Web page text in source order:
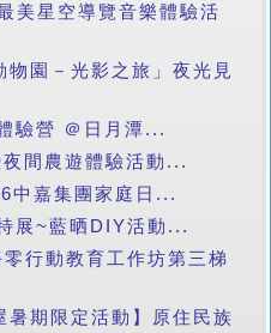
美星空導覽音樂體驗活
園－光影之旅」夜光見
驗營 ＠日月潭...
間農遊體驗活動...
中嘉集團家庭日...
展~藍晒DIY活動...
行動教育工作坊第三梯
期限定活動】原住民族